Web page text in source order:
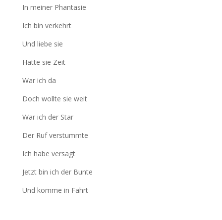
In meiner Phantasie
Ich bin verkehrt
Und liebe sie
Hatte sie Zeit
War ich da
Doch wollte sie weit
War ich der Star
Der Ruf verstummte
Ich habe versagt
Jetzt bin ich der Bunte
Und komme in Fahrt